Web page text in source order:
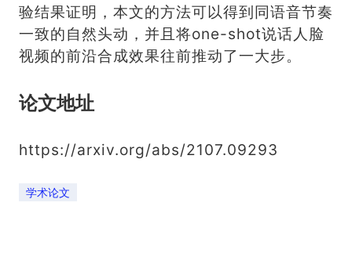
验结果证明，本文的方法可以得到同语音节奏
一致的自然头动，并且将one-shot说话人脸
视频的前沿合成效果往前推动了一大步。
论文地址
https://arxiv.org/abs/2107.09293
学术论文